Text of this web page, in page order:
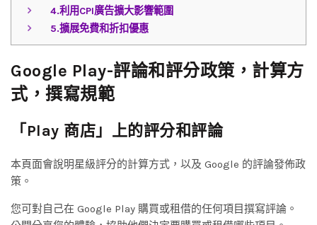
4.利用CPI廣告擴大影響範圍
5.擴展免費和折扣優惠
Google Play-評論和評分政策，計算方
式，撰寫規範
「Play 商店」上的評分和評論
本頁面會說明星級評分的計算方式，以及 Google 的評論發佈政
策。
您可對自己在 Google Play 購買或租借的任何項目撰寫評論。